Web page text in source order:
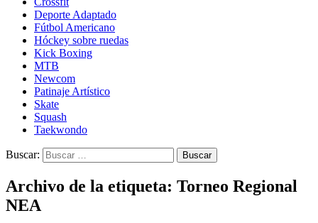
Deporte Adaptado
Fútbol Americano
Hóckey sobre ruedas
Kick Boxing
MTB
Newcom
Patinaje Artístico
Skate
Squash
Taekwondo
Buscar:
Archivo de la etiqueta: Torneo Regional
NEA